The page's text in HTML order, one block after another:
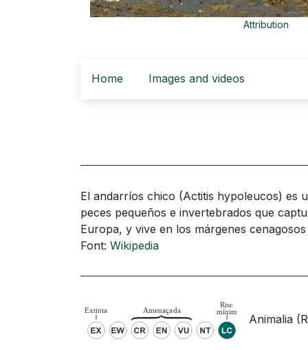
Attribution
Home Images and videos
El andarríos chico​ (Actitis hypoleucos) es
peces pequeños e invertebrados que
Europa, y vive en los márgenes
Font: Wikipedia
Animalia